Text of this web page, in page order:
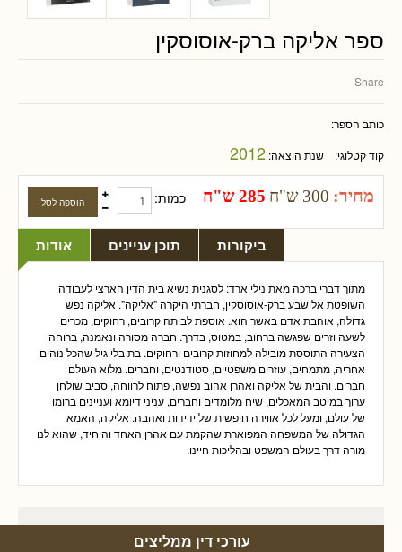
ספר אליקה ברק-אוסוסקין
Share
כותב הספר:
קוד קטלוגי: שנת הוצאה: 2012
מחיר: 300 ש"ח 285 ש"ח כמות:
אודות תוכן עניינים ביקורות
מתוך דברי ברכה מאת נילי ארד: לסגנית נשיא בית הדין הארצי לעבודה
השופטת אלישבע ברק-אוסוסקין, חברתי היקרה "אליקה". אליקה נפש
גדולה, אוהבת אדם באשר הוא. אוספת לביתה קרובים, רחוקים, מכרים
לשעה וזרים שפגשה ברחוב, במטוס, בדרך. חברה מסורה ונאמנה, ברוחה
הצעירה התוססת מובילה למחוזות קרובים ורחוקים. בת בלי גיל שהכל נוהים
אחריה, מתמחים, עוזרים משפטיים, סטודנטים, וחברים. מלוא העולם
חברים. והבית של אליקה ואהרן אהוב נפשה, פתוח לרווחה, סביב שולחן
ערוך במיטב המאכלים, שיח מלומדים וחברים, עניני דיומא ועניינים ברומו
של עולם, ומעל לכל אווירה חופשית של ידידות ואהבה. אליקה, האמא
הגדולה של המשפחה המפוארת שהקמת עם אהרן האחד והיחיד, שהוא לנו
מורה דרך בעולם המשפט ובהליכות חיינו.
עורכי דין ממליצים